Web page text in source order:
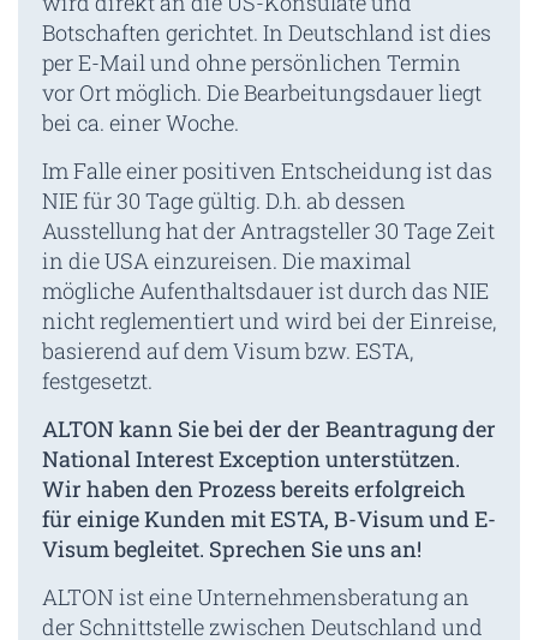
Botschaften gerichtet. In Deutschland ist dies
per E-Mail und ohne persönlichen Termin
vor Ort möglich. Die Bearbeitungsdauer liegt
bei ca. einer Woche.
Im Falle einer positiven Entscheidung ist das
NIE für 30 Tage gültig. D.h. ab dessen
Ausstellung hat der Antragsteller 30 Tage Zeit
in die USA einzureisen. Die maximal
mögliche Aufenthaltsdauer ist durch das NIE
nicht reglementiert und wird bei der Einreise,
basierend auf dem Visum bzw. ESTA,
festgesetzt.
ALTON kann Sie bei der der Beantragung der
National Interest Exception unterstützen.
Wir haben den Prozess bereits erfolgreich
für einige Kunden mit ESTA, B-Visum und E-
Visum begleitet. Sprechen Sie uns an!
ALTON ist eine Unternehmensberatung an
der Schnittstelle zwischen Deutschland und